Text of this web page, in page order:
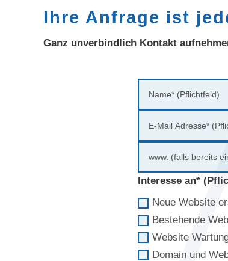
Ihre Anfrage ist
Ganz unverbindlich Kontakt
Interesse an*
Neue Website
Bestehende
Website
Domain und